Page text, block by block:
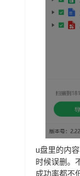
u盘里的内
时候误删。
成功率都不